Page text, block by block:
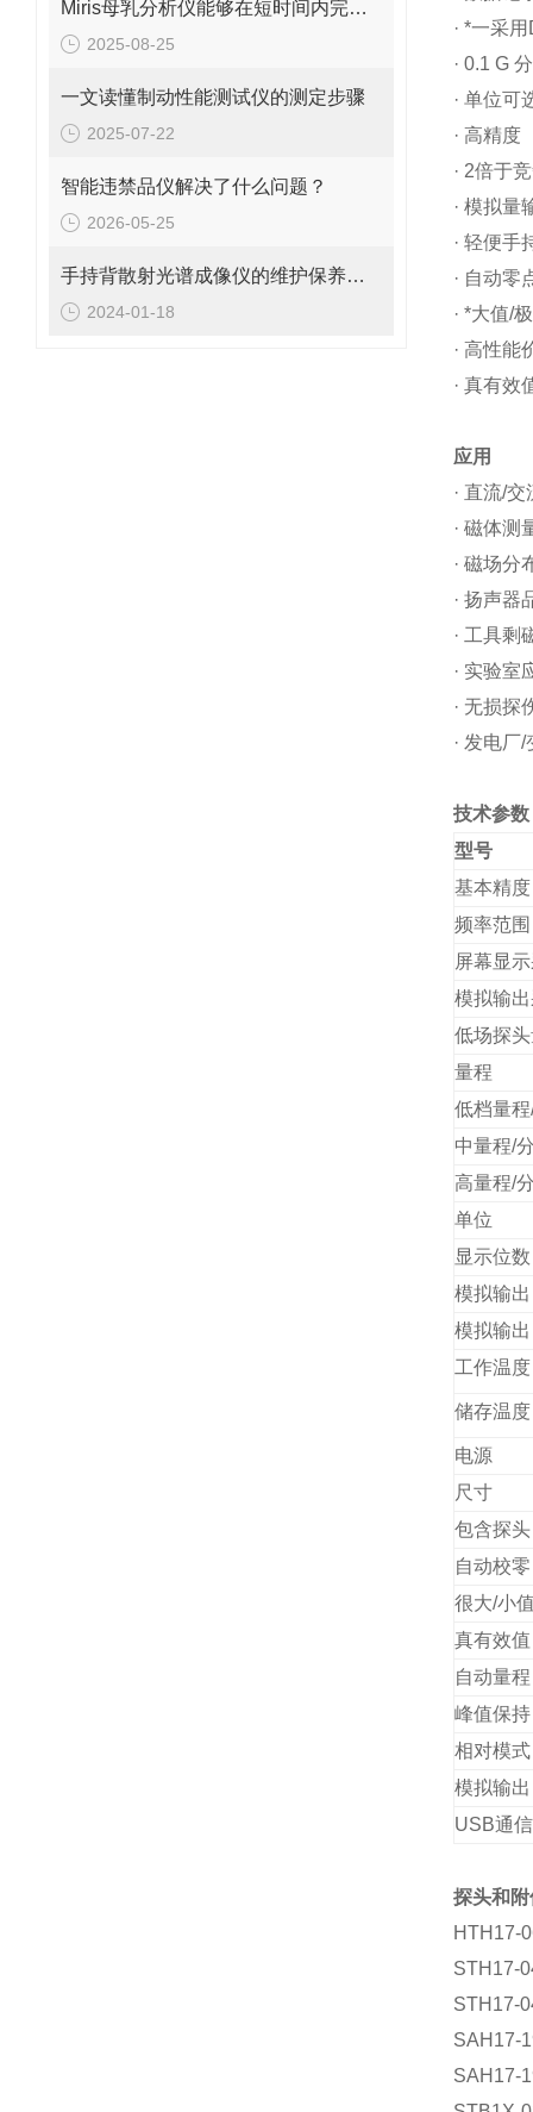
Miris母乳分析仪能够在短时间内完成快速分析
2025-08-25
一文读懂制动性能测试仪的测定步骤
2025-07-22
智能违禁品仪解决了什么问题？
2026-05-25
手持背散射光谱成像仪的维护保养事项
2024-01-18
· *一采用
· 0.1 G
· 单位可
· 高精度
· 2倍于
· 模拟量
· 轻便手
· 自动零
· *大值/
· 高性能
· 真有效
应用
· 直流/
· 磁体测
· 磁场分
· 扬声器
· 工具剩
· 实验室
· 无损探
· 发电厂
技术参数
型号
基本精度
频率范围
屏幕显
模拟输
低场探
量程
低档量
中量程/
高量程/
单位
显示位数
模拟输出
模拟输出
工作温度
储存温度
电源
尺寸
包含探头
自动校零
很大/小
真有效值
自动量程
峰值保持
相对模式
模拟输出
USB通
探头和附
HTH17-
STH17-
STH17-
SAH17-
SAH17-